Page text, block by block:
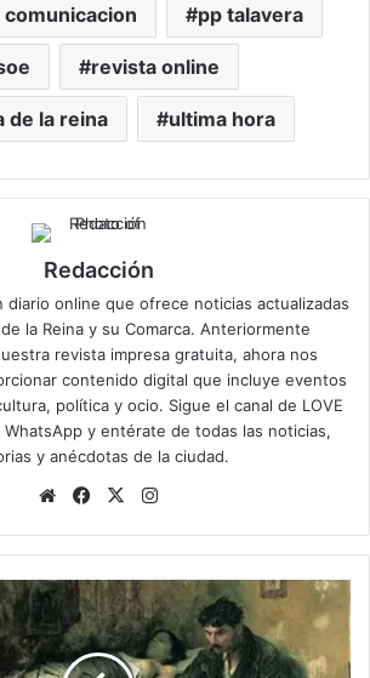
pp talavera
revista online
de la reina ultima hora
Redacción
diario online que ofrece noticias actualizadas
la Reina y su Comarca. Anteriormente
revista impresa gratuita, ahora nos
contenido digital que incluye eventos
política y ocio. Sigue el canal de LOVE
WhatsAppy entérate de todas las noticias,
y anécdotas de la ciudad.
Siti
we
b
Fa
bo
ok
X
ra
m